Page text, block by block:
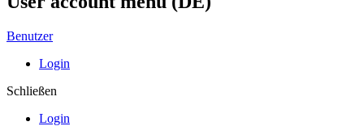
Benutzer
Login
Schließen
Login